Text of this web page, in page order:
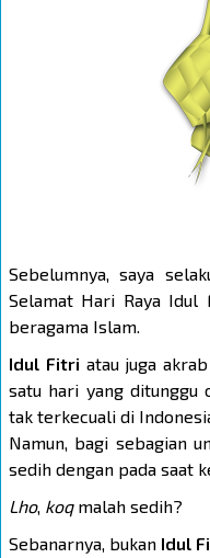
Sebelumnya, saya
Selamat Hari Raya Idul
beragama Islam.
Idul Fitri atau juga
satu hari yang ditunggu
tak terkecuali di
Namun, bagi sebagian
sedih dengan pada saat
Lho, koqmalah sedih?
Sebanarnya, bukan Idul